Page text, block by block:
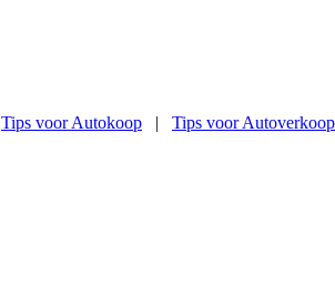
Tips voor Autokoop | Tips voor Autoverkoop